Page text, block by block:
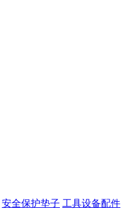
安全保护垫子 工具设备配件